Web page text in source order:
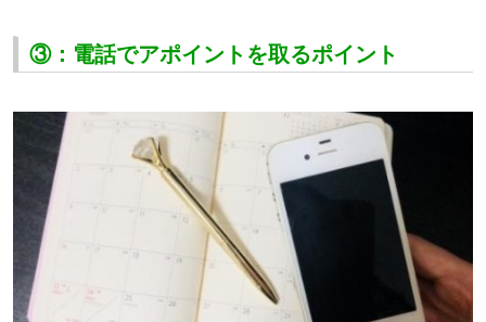
③：電話でアポイントを取るポイント